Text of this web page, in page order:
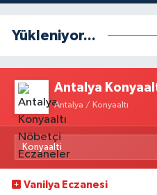
Yükleniyor...
Antalya
Antalya / Konyaaltı
Vanilya Eczanesi